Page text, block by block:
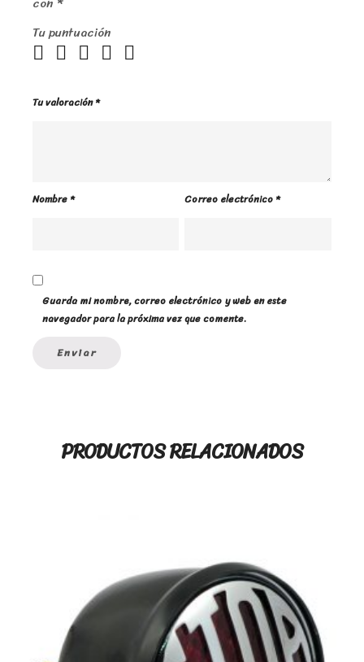
Tu puntuación
Tu valoración*
Nombre* Correo electrónico*
Guarda mi nombre, correo electrónico y web en este
navegador para la próxima vez que comente.
PRODUCTOS RELACIONADOS